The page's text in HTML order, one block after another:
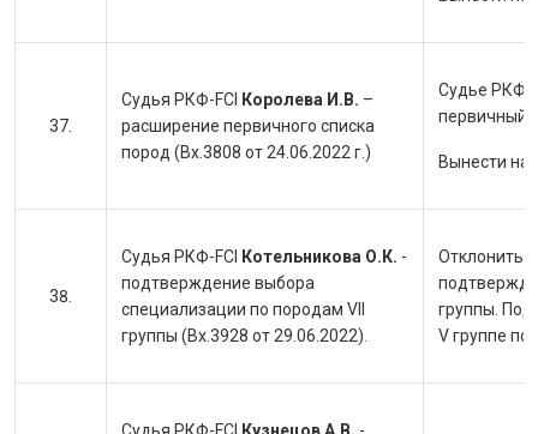
Судья РКФ-FCI Королева И.В. –
расширение первичного списка
пород (Вх.3808 от 24.06.2022 г.)
Судье РКФ-
первичный
Вынести на
Судья РКФ-FCI Котельникова О.К. -
подтверждение выбора
специализации по породам VII
группы (Вх.3928 от 29.06.2022).
Отклонить
группы.
V группе